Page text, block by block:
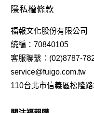
隱私權條款
福報文化股份有限公司
統編：70840105
客服聯繫：(02)8787-
service@fuigo.com.tw
110台北市信義區松隆